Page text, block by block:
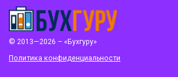
© 2013—2026 – «Бухгуру»
Политика конфиденциальности